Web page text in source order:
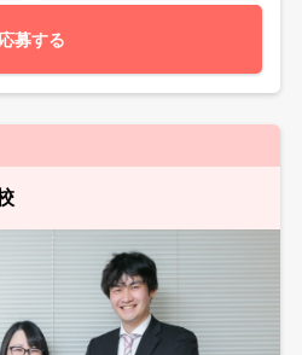
応募する